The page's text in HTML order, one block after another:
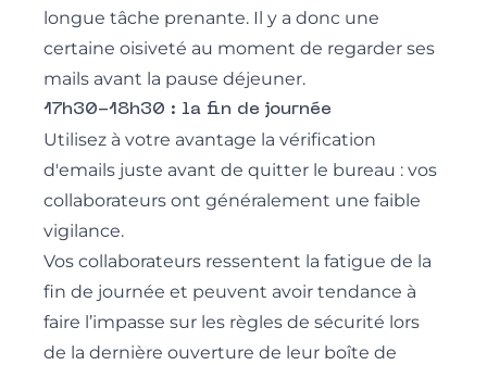
longue tâche prenante. Il y a donc une
certaine oisiveté au moment de regarder ses
mails avant la pause déjeuner.
17h30-18h30 : la fin de journée
Utilisez à votre avantage la vérification
d'emails juste avant de quitter le bureau : vos
collaborateurs ont généralement une faible
vigilance.
Vos collaborateurs ressentent la fatigue de la
fin de journée et peuvent avoir tendance à
faire l’impasse sur les règles de sécurité lors
de la dernière ouverture de leur boîte de